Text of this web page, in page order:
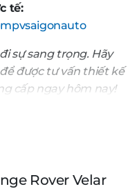
tế:
sự sang trọng. Hãy
được tư vấn thiết kế
cấp ngay hôm nay!
Rover Velar